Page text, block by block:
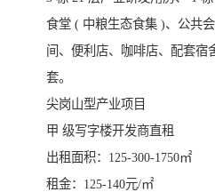
食堂 ( 中粮生态食集 )、公共
间、便利店、咖啡店、配套宿
套。
尖岗山型产业项目
甲 级写字楼开发商直租
出租面积：125-300-1750㎡
租金：125-140元/㎡